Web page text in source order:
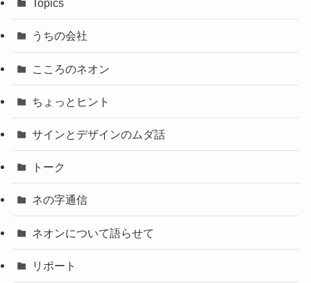
Topics
うちの会社
こころのネオン
ちょっとヒント
サインとデザインのムダ話
トーク
ネの字通信
ネオンについて語らせて
リポート